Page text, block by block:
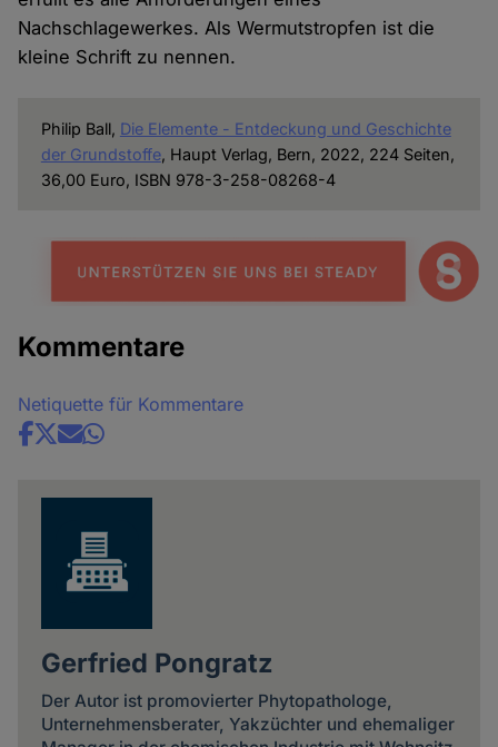
Nachschlagewerkes. Als Wermutstropfen ist die
kleine Schrift zu nennen.
Philip Ball, Die Elemente - Entdeckung und Geschichte
der Grundstoffe, Haupt Verlag, Bern, 2022, 224 Seiten,
36,00 Euro, ISBN 978-3-258-08268-4
Kommentare
Netiquette für Kommentare
Share
Gerfried Pongratz
Der Autor ist promovierter Phytopathologe,
Unternehmensberater, Yakzüchter und ehemaliger